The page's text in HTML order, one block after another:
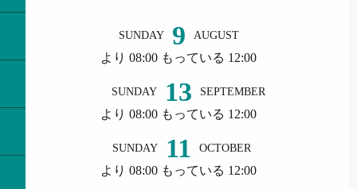
営業時間と連絡先
SUNDAY 9 AUGUST
より 08:00 もっている 12:00
SUNDAY 13 SEPTEMBER
より 08:00 もっている 12:00
SUNDAY 11 OCTOBER
より 08:00 もっている 12:00